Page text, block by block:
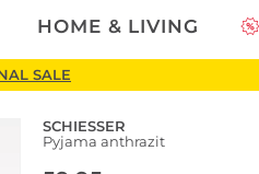
HOME & LIVING
SALE
SCHIESSER
Pyjama anthrazit